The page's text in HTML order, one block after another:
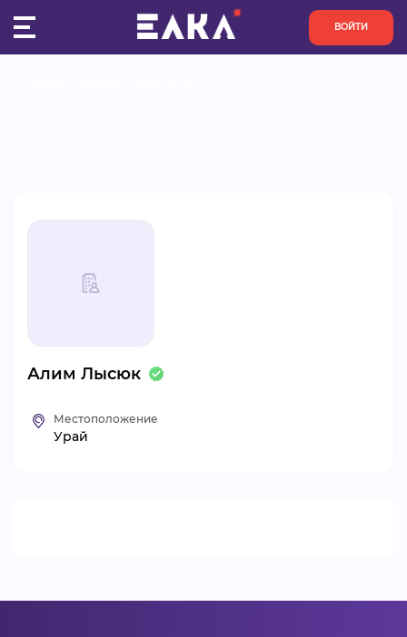
ВОЙТИ
ПРОЕКТЫ
БАЗА ЗНАНИЙ
ВИДЕОКУРСЫ
Алим Лысюк
Местоположение
Урай